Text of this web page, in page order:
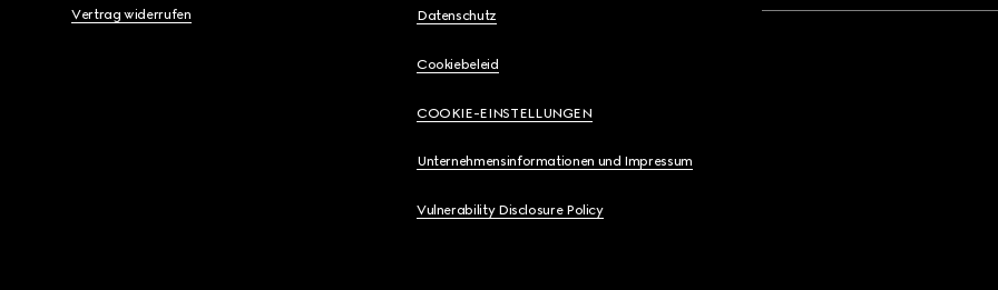
Vertrag widerrufen Datenschutz
Cookiebeleid
COOKIE-EINSTELLUNGEN
Unternehmensinformationen und Impressum
Vulnerability Disclosure Policy